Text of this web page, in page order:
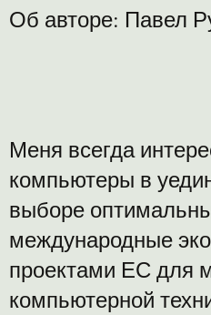
Об авторе: Павел
Меня всегда
компьютеры в
выборе
международные
проектами ЕС для
компьютерной